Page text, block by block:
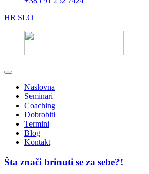
HR SLO
Naslovna
Seminari
Coaching
Dobrobiti
Termini
Blog
Kontakt
Šta znači brinuti se za sebe?!